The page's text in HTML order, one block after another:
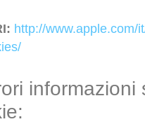
http://www.apple.com/
informazioni